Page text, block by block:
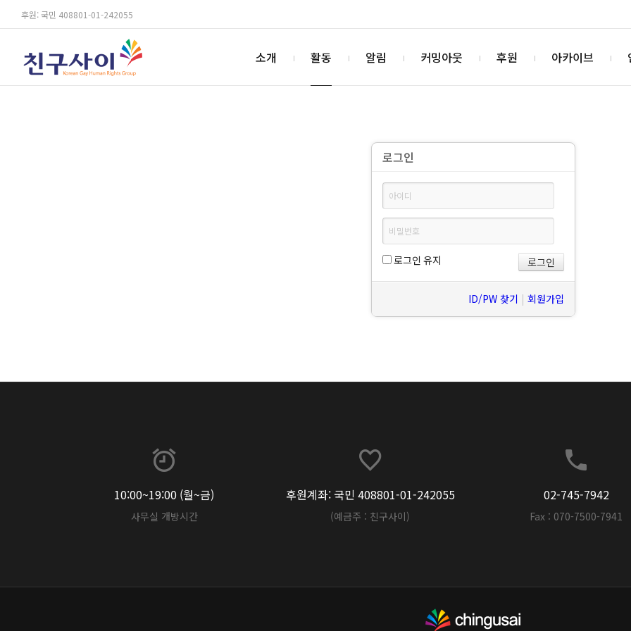
후원: 국민 408801-01-242055
소개 활동 알림 커밍아웃 후원 아카이브
로그인
로그인 유지
ID/PW 찾기 | 회원가입
10:00~19:00 (월~금)
사무실 개방시간
후원계좌: 국민 408801-01-242055
(예금주 : 친구사이)
02-745-7942
Fax : 070-7500-7941